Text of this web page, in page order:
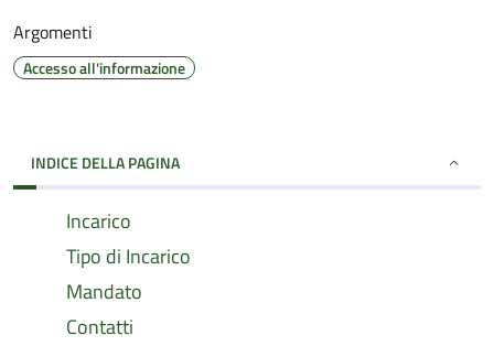
Argomenti
Accesso all'informazione
INDICE DELLA PAGINA
Incarico
Tipo di Incarico
Mandato
Contatti